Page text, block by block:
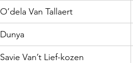
O’dela Van Tallaert
Dunya
Savie Van’t Lief-kozen